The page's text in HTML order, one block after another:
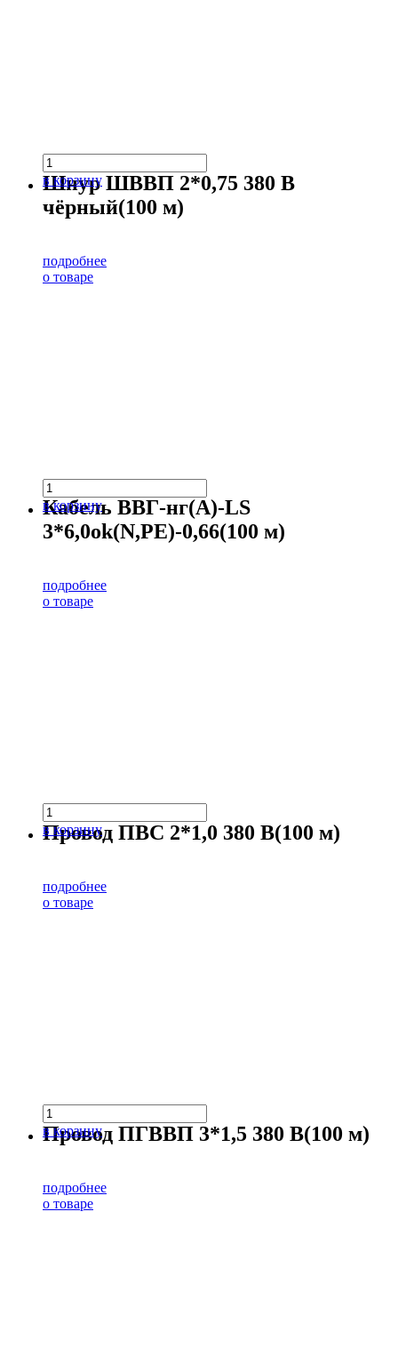
в корзину
Шнур ШВВП 2*0,75 380 В
чёрный(100 м)
подробнее
о товаре
в корзину
Кабель ВВГ-нг(А)-LS
3*6,0ok(N,PE)-0,66(100 м)
подробнее
о товаре
в корзину
Провод ПВС 2*1,0 380 В(100 м)
подробнее
о товаре
в корзину
Провод ПГВВП 3*1,5 380 В(100 м)
подробнее
о товаре